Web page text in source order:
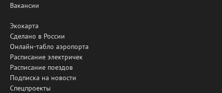
Вакансии
Экокарта
Сделано в России
Онлайн-табло аэропорта
Расписание электричек
Расписание поездов
Подписка на новости
Спецпроекты